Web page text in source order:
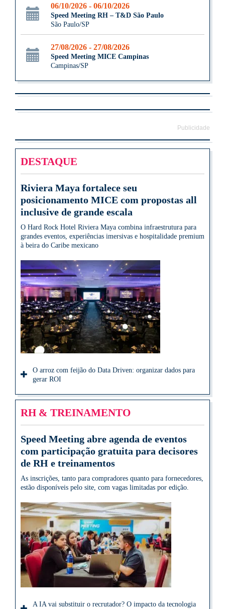
06/10/2026 - 06/10/2026
Speed Meeting RH – T&D São Paulo
São Paulo/SP
27/08/2026 - 27/08/2026
Speed Meeting MICE Campinas
Campinas/SP
Publicidade
DESTAQUE
Riviera Maya fortalece seu
posicionamento MICE com propostas all
inclusive de grande escala
O Hard Rock Hotel Riviera Maya combina infraestrutura para
grandes eventos, experiências imersivas e hospitalidade premium
à beira do Caribe mexicano
O arroz com feijão do Data Driven: organizar dados para
gerar ROI
RH & TREINAMENTO
Speed Meeting abre agenda de eventos
com participação gratuita para decisores
de RH e treinamentos
As inscrições, tanto para compradores quanto para fornecedores,
estão disponíveis pelo site, com vagas limitadas por edição.
A IA vai substituir o recrutador? O impacto da tecnologia